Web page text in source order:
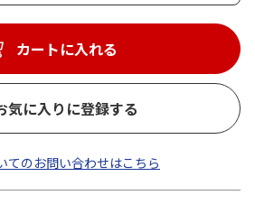
カートに入れる
気に入りに登録する
てのお問い合わせはこちら